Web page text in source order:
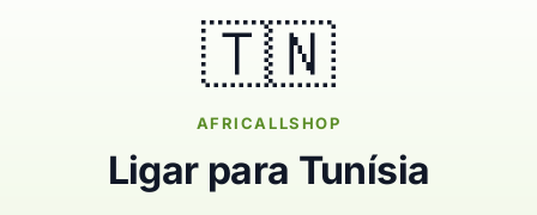
🇹🇳
AFRICALLSHOP
Ligar para Tunísia